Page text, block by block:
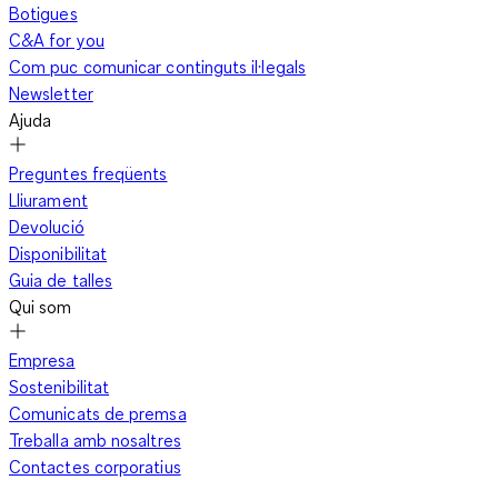
Botigues
C&A for you
Com puc comunicar continguts il·legals
Newsletter
Ajuda
Preguntes freqüents
Lliurament
Devolució
Disponibilitat
Guia de talles
Qui som
Empresa
Sostenibilitat
Comunicats de premsa
Treballa amb nosaltres
Contactes corporatius